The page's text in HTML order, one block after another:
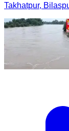
Takhatpur,